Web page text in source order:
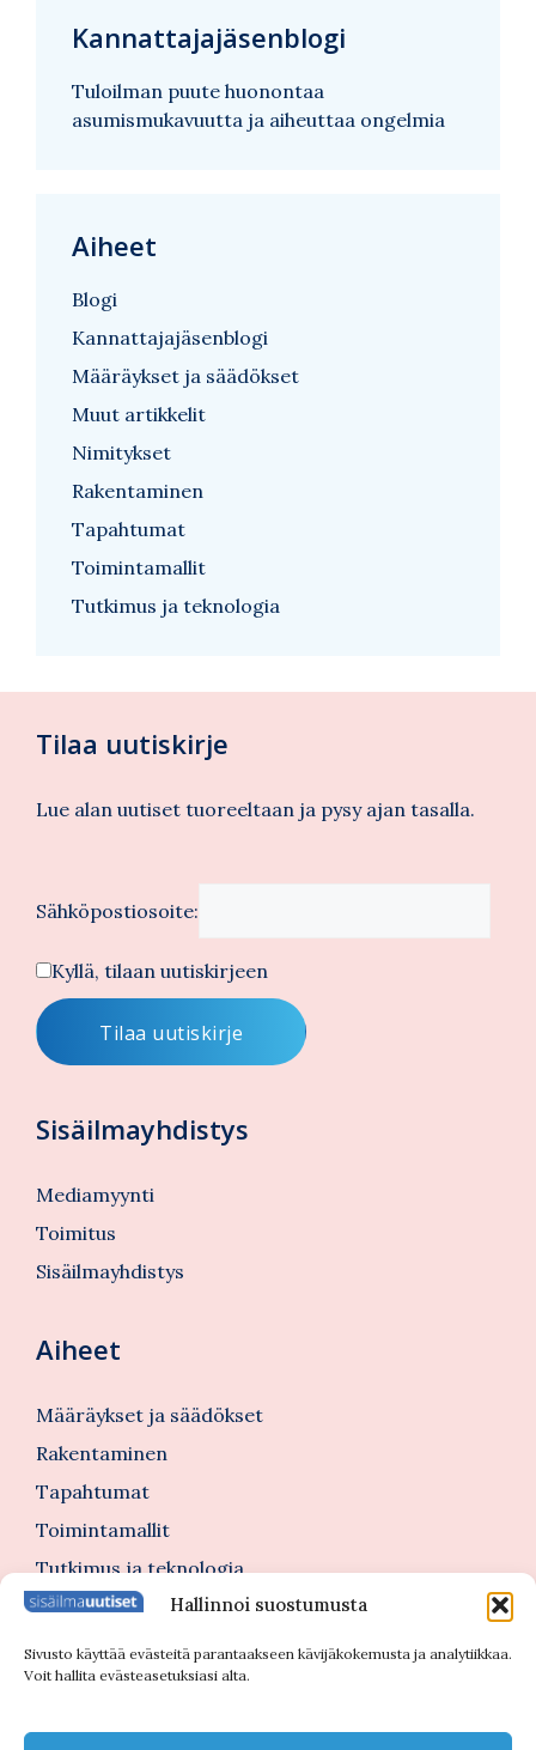
Hallinnoi suostumusta
Sivusto käyttää evästeitä parantaakseen kävijäkokemusta ja analytiikkaa.
Voit hallita evästeasetuksiasi alta.
Kannattajajäsenblogi
Tuloilman puute huonontaa
asumismukavuutta ja aiheuttaa ongelmia
Aiheet
Blogi
Kannattajajäsenblogi
Määräykset ja säädökset
Muut artikkelit
Nimitykset
Rakentaminen
Tapahtumat
Toimintamallit
Tutkimus ja teknologia
Tilaa uutiskirje
Lue alan uutiset tuoreeltaan ja pysy ajan tasalla.
Sähköpostiosoite:
Kyllä, tilaan uutiskirjeen
Sisäilmayhdistys
Mediamyynti
Toimitus
Sisäilmayhdistys
Aiheet
Määräykset ja säädökset
Rakentaminen
Tapahtumat
Toimintamallit
Tutkimus ja teknologia
Tutustu myös